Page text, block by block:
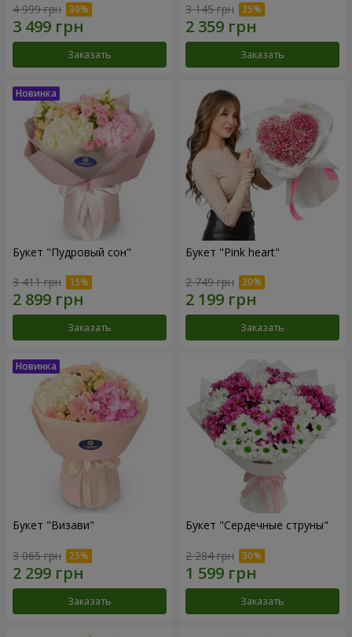
4 999 грн
Заказать
3 145 грн
Заказать
Букет "Пудровый сон"
3 411 грн
Заказать
Букет "Pink heart"
2 749 грн
Заказать
Букет "Визави"
3 065 грн
Заказать
Букет "Сердечные струны"
2 284 грн
Заказать